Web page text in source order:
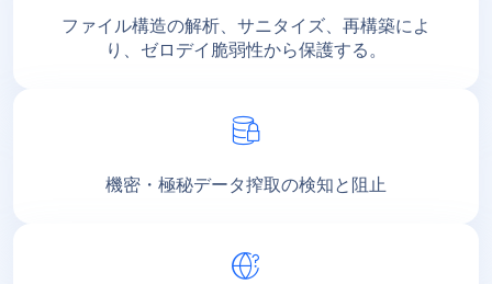
ファイル構造の解析、サニタイズ、再構築によ
り、ゼロデイ脆弱性から保護する。
機密・極秘データ搾取の検知と阻止